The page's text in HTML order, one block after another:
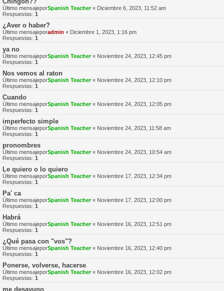
Último mensajeporSpanish Teacher« Diciembre 6, 2023, 11:52 am
Respuestas: 1
¿Aver o haber?
Último mensajeporadmin « Diciembre 1, 2023, 1:16 pm
Respuestas: 1
ya no
Último mensajeporSpanish Teacher« Noviembre 24, 2023, 12:45 pm
Respuestas: 1
Nos vemos al raton
Último mensajeporSpanish Teacher« Noviembre 24, 2023, 12:10 pm
Respuestas: 1
Cuando
Último mensajeporSpanish Teacher« Noviembre 24, 2023, 12:05 pm
Respuestas: 1
imperfecto simple
Último mensajeporSpanish Teacher« Noviembre 24, 2023, 11:58 am
Respuestas: 1
pronombres
Último mensajeporSpanish Teacher« Noviembre 24, 2023, 10:54 am
Respuestas: 1
Le quiero o lo quiero
Último mensajeporSpanish Teacher« Noviembre 17, 2023, 12:34 pm
Respuestas: 1
Pa' ca
Último mensajeporSpanish Teacher« Noviembre 17, 2023, 12:00 pm
Respuestas: 1
Habrá
Último mensajeporSpanish Teacher« Noviembre 16, 2023, 12:51 pm
Respuestas: 1
¿Qué pasa con "vos"?
Último mensajeporSpanish Teacher« Noviembre 16, 2023, 12:40 pm
Respuestas: 1
Ponerse, volverse, hacerse
Último mensajeporSpanish Teacher« Noviembre 16, 2023, 12:02 pm
Respuestas: 1
me desayuno